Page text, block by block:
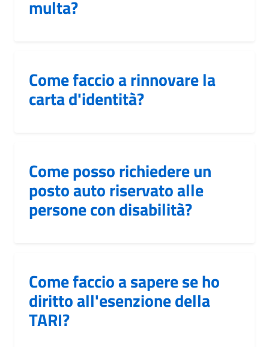
multa?
Come faccio a rinnovare la
carta d'identità?
Come posso richiedere un
posto auto riservato alle
persone con disabilità?
Come faccio a sapere se ho
diritto all'esenzione della
TARI?